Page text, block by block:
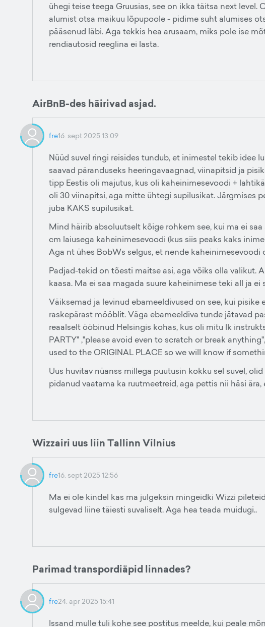
ühegi teise teega Gruusias, see on ikka täitsa next level.
alumist otsa maikuu lõpupoole - pidime suht alumises
pääsenud läbi. Aga tekkis hea arusaam, miks pole ise
rendiautosid reeglina ei lasta.
AirBnB-des häirivad asjad.
fre16. sept 2025 13:09
Nüüd suvel ringi reisides tundub, et inimestel tekib idee
saavad päranduseks heeringavaagnad, viinapitsid ja
tipp Eestis oli majutus, kus oli kaheinimesevoodi +
oli 30 viinapitsi, aga mitte ühtegi supilusikat. Järgmises
juba KAKS supilusikat.
Mind häirib absoluutselt kõige rohkem see, kui ma ei
cm laiusega kaheinimesevoodi (kus siis peaks kaks
Aga nt ühes BobWs selgus, et nende kaheinimesevoodi
Padjad-tekid on tõesti maitse asi, aga võiks olla valikut.
kaasa. Ma ei saa magada suure kaheinimese teki all ja ei
Väiksemad ja levinud ebameeldivused on see, kui
raskepärast mööblit. Väga ebameeldiva tunde jätavad
reaalselt ööbinud Helsingis kohas, kus oli mitu lk
PARTY" ,"please avoid even to scratch or break
used to the ORIGINAL PLACE so we will know if
Uus huvitav nüanss millega puutusin kokku sel suvel,
pidanud vaatama ka ruutmeetreid, aga pettis nii häsi ära,
Wizzairi uus liin Tallinn Vilnius
fre16. sept 2025 12:56
Ma ei ole kindel kas ma julgeksin mingeidki Wizzi
sulgevad liine täiesti suvaliselt. Aga hea teada muidugi..
Parimad transpordiäpid linnades?
fre24. apr 2025 15:41
Issand mulle tuli kohe see postitus meelde, kui peale